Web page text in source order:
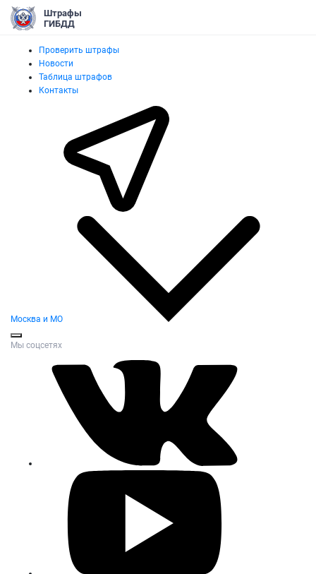
Штрафы
ГИБДД
Проверить штрафы
Новости
Таблица штрафов
Контакты
Москва и МО
Мы соцсетях